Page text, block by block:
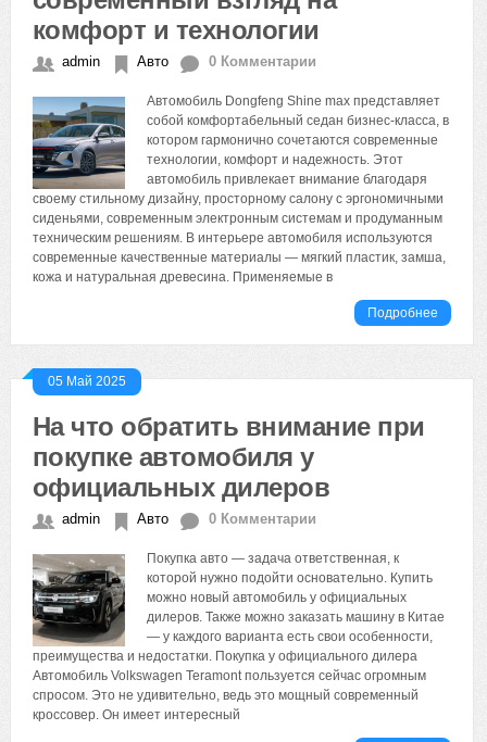
комфорт и технологии
admin Авто 0 Комментарии
Автомобиль Dongfeng Shine max представляет
собой комфортабельный седан бизнес-класса, в
котором гармонично сочетаются современные
технологии, комфорт и надежность. Этот
автомобиль привлекает внимание благодаря
своему стильному дизайну, просторному салону с эргономичными
сиденьями, современным электронным системам и продуманным
техническим решениям. В интерьере автомобиля используются
современные качественные материалы — мягкий пластик, замша,
кожа и натуральная древесина. Применяемые в
Подробнее
05 Май 2025
На что обратить внимание при
покупке автомобиля у
официальных дилеров
admin Авто 0 Комментарии
Покупка авто — задача ответственная, к
которой нужно подойти основательно. Купить
можно новый автомобиль у официальных
дилеров. Также можно заказать машину в Китае
— у каждого варианта есть свои особенности,
преимущества и недостатки. Покупка у официального дилера
Автомобиль Volkswagen Teramont пользуется сейчас огромным
спросом. Это не удивительно, ведь это мощный современный
кроссовер. Он имеет интересный